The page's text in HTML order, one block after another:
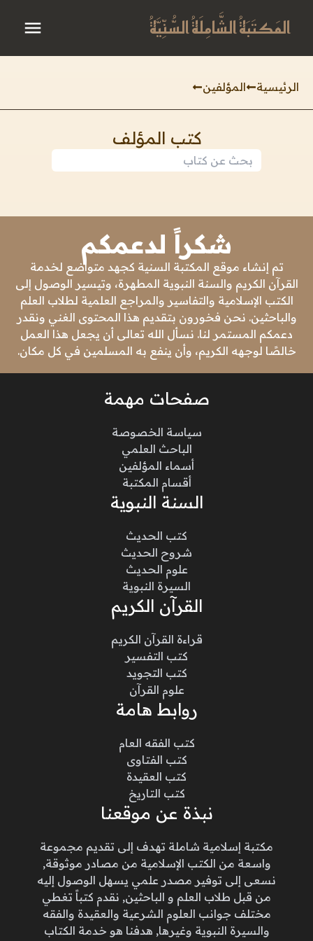
المَكتَبَةُ الشَّامِلَةُ السُّنِّيَّةُ
الرئيسية المؤلفين
كتب المؤلف
شكراً لدعمكم
تم إنشاء موقع المكتبة السنية كجهد متواضع لخدمة
القرآن الكريم والسنة النبوية المطهرة، وتيسير الوصول إلى
الكتب الإسلامية والتفاسير والمراجع العلمية لطلاب العلم
والباحثين. نحن فخورون بتقديم هذا المحتوى الغني ونقدر
دعمكم المستمر لنا. نسأل الله تعالى أن يجعل هذا العمل
خالصًا لوجهه الكريم، وأن ينفع به المسلمين في كل مكان.
صفحات مهمة
سياسة الخصوصة
الباحث العلمي
أسماء المؤلفين
أقسام المكتبة
السنة النبوية
كتب الحديث
شروح الحديث
علوم الحديث
السيرة النبوية
القرآن الكريم
قراءة القرآن الكريم
كتب التفسير
كتب التجويد
علوم القرآن
روابط هامة
كتب الفقه العام
كتب الفتاوى
كتب العقيدة
كتب التاريخ
نبذة عن موقعنا
مكتبة إسلامية شاملة تهدف إلى تقديم مجموعة
واسعة من الكتب الإسلامية من مصادر موثوقة,
نسعى إلى توفير مصدر علمي يسهل الوصول إليه
من قبل طلاب العلم و الباحثين, نقدم كتباً تغطي
مختلف جوانب العلوم الشرعية والعقيدة والفقه
والسيرة النبوية وغيرها, هدفنا هو خدمة الكتاب